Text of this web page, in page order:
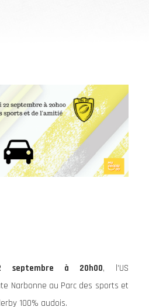
septembre à 20h00, l’US
Narbonne au Parc des sports et
100% audois.